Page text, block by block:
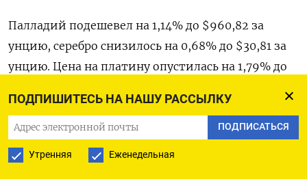
ПОДПИШИТЕСЬ НА НАШУ РАССЫЛКУ
ПОДПИСАТЬСЯ
Утренняя Еженедельная
Палладий подешевел на 1,14% до $960,82​​ за
унцию, серебро снизилось на 0,68% до $30,81​ за
унцию. Цена на платину опустилась на 1,79% до
Оригинал сообщения на английском языке
доступен по коду: